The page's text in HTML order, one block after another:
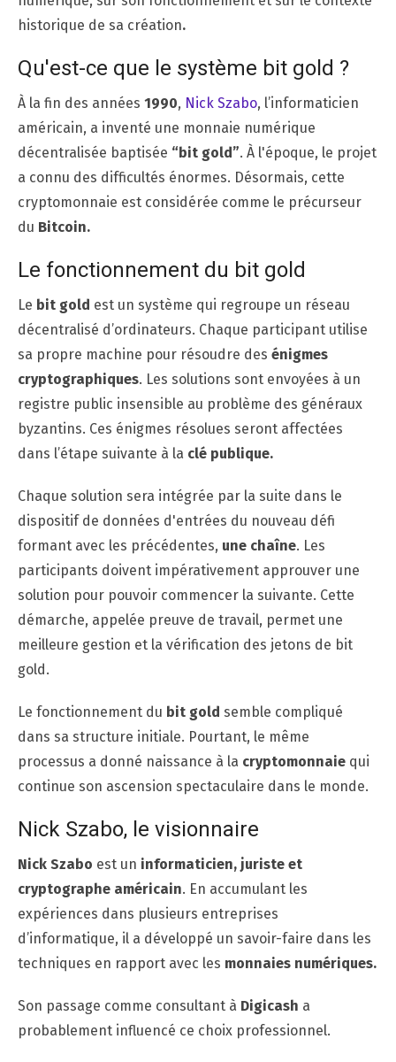
historique de sa création.
Qu'est-ce que le système bit gold ?
À la fin des années 1990, Nick Szabo, l’informaticien
américain, a inventé une monnaie numérique
décentralisée baptisée “bit gold”. À l'époque, le projet
a connu des difficultés énormes. Désormais, cette
cryptomonnaie est considérée comme le précurseur
du Bitcoin.
Le fonctionnement du bit gold
Le bit gold est un système qui regroupe un réseau
décentralisé d’ordinateurs. Chaque participant utilise
sa propre machine pour résoudre des énigmes
cryptographiques. Les solutions sont envoyées à un
registre public insensible au problème des généraux
byzantins. Ces énigmes résolues seront affectées
dans l’étape suivante à la clé publique.
Chaque solution sera intégrée par la suite dans le
dispositif de données d'entrées du nouveau défi
formant avec les précédentes, une chaîne. Les
participants doivent impérativement approuver une
solution pour pouvoir commencer la suivante. Cette
démarche, appelée preuve de travail, permet une
meilleure gestion et la vérification des jetons de bit
gold.
Le fonctionnement du bit gold semble compliqué
dans sa structure initiale. Pourtant, le même
processus a donné naissance à la cryptomonnaie qui
continue son ascension spectaculaire dans le monde.
Nick Szabo, le visionnaire
Nick Szabo est un informaticien, juriste et
cryptographe américain. En accumulant les
expériences dans plusieurs entreprises
d’informatique, il a développé un savoir-faire dans les
techniques en rapport avec les monnaies numériques.
Son passage comme consultant à Digicash a
probablement influencé ce choix professionnel.